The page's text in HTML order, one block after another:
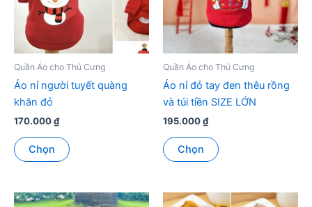
Quần Áo cho Thú Cưng
Áo nỉ người tuyết quàng
khăn đỏ
170.000₫
Chọn
phẩm
có
Quần Áo cho Thú Cưng
Áo nỉ đỏ tay đen thêu rồng
và túi tiền SIZE LỚN
195.000₫
Chọn
phẩm
có